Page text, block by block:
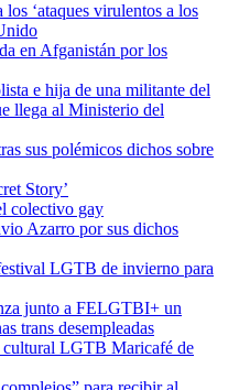
‘ataques virulentos a los
en Afganistán por los
e hija de una militante del
llega al Ministerio del
sus polémicos dichos sobre
Story’
colectivo gay
Azarro por sus dichos
LGTB de invierno para
junto a FELGTBI+ un
trans desempleadas
cultural LGTB Maricafé de